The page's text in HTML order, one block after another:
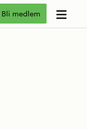
Bli medlem